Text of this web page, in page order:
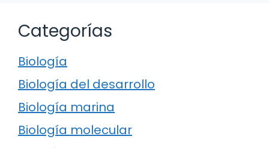
Categorías
Biología
Biología del desarrollo
Biología marina
Biología molecular